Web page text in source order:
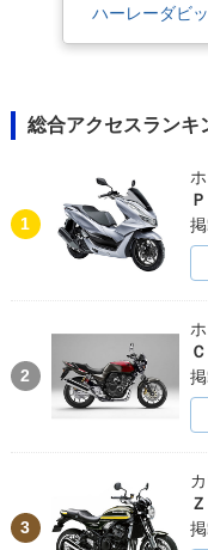
ハーレーダビ
総合アクセスランキ
1
2
3